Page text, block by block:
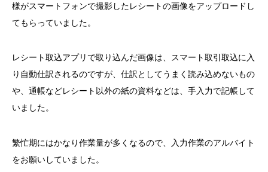
様がスマートフォンで撮影したレシートの画像をアップロードし
てもらっていました。
レシート取込アプリで取り込んだ画像は、スマート取引取込に入
り自動仕訳されるのですが、仕訳としてうまく読み込めないもの
や、通帳などレシート以外の紙の資料などは、手入力で記帳して
いました。
繁忙期にはかなり作業量が多くなるので、入力作業のアルバイト
をお願いしていました。